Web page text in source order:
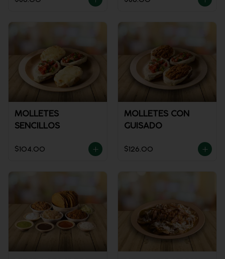
MOLLETES
SENCILLOS
$104.00
MOLLETES CON
GUISADO
$126.00